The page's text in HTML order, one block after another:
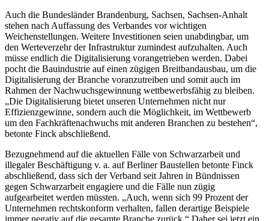
Auch die Bundesländer Brandenburg, Sachsen, Sachsen-Anhalt
stehen nach Auffassung des Verbandes vor wichtigen
Weichenstellungen. Weitere Investitionen seien unabdingbar, um
den Werteverzehr der Infrastruktur zumindest aufzuhalten. Auch
müsse endlich die Digitalisierung vorangetrieben werden. Dabei
pocht die Bauindustrie auf einen zügigen Breitbandausbau, um die
Digitalisierung der Branche voranzutreiben und somit auch im
Rahmen der Nachwuchsgewinnung wettbewerbsfähig zu bleiben.
„Die Digitalisierung bietet unseren Unternehmen nicht nur
Effizienzgewinne, sondern auch die Möglichkeit, im Wettbewerb
um den Fachkräftenachwuchs mit anderen Branchen zu bestehen“,
betonte Finck abschließend.
Bezugnehmend auf die aktuellen Fälle von Schwarzarbeit und
illegaler Beschäftigung v. a. auf Berliner Baustellen betonte Finck
abschließend, dass sich der Verband seit Jahren in Bündnissen
gegen Schwarzarbeit engagiere und die Fälle nun zügig
aufgearbeitet werden müssten. „Auch, wenn sich 99 Prozent der
Unternehmen rechtskonform verhalten, fallen derartige Beispiele
immer negativ auf die gesamte Branche zurück.“ Daher sei jetzt ein